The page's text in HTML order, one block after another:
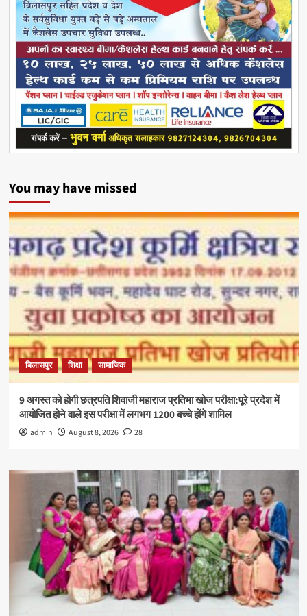
You may have missed
बिलासपुर शिक्षा सामाजिक
9 अगस्त को होगी छत्रपति शिवाजी महाराज प्रतिभा खोज परीक्षा:पूरे प्रदेश में
आयोजित होने वाले इस परीक्षा में लगभग 1200 बच्चे होंगे शामिल
admin August 8, 2026 28